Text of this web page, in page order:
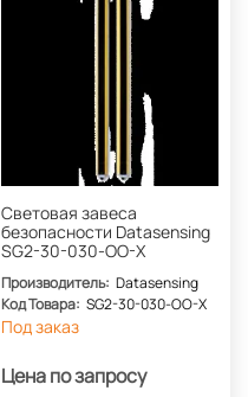
Световая завеса
безопасности Datasensing
SG2-30-030-OO-X
Производитель: Datasensing
Код Товара: SG2-30-030-OO-X
Под заказ
Цена по запросу